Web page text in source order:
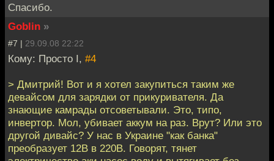
Спасибо.
Goblin »
#7 | 29.09.08 22:22
Кому: Просто I, #4
> Дмитрий! Вот и я хотел закупиться таким же
девайсом для зарядки от прикуривателя. Да
знающие камрады отсоветывали. Это, типо,
инвертор. Мол, убивает аккум на раз. Врут? Или это
другой дивайс? У нас в Украине "как банка"
преобразует 12В в 220В. Говорят, тянет